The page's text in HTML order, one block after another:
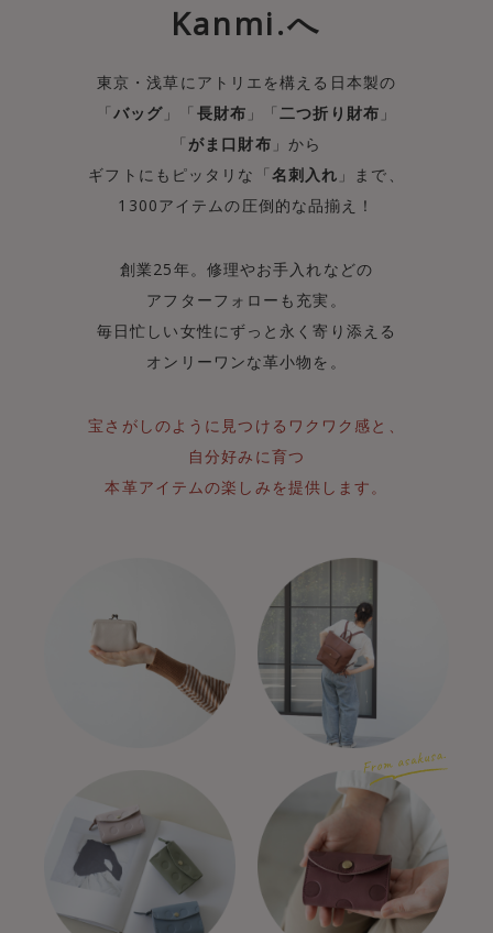
Kanmi.へ
東京・浅草にアトリエを構える日本製の
「バッグ 」「 長財布 」「二つ折り財布 」
「 がま口財布 」から
ギフトにもピッタリな「名刺入れ 」まで、
1300アイテムの圧倒的な品揃え！
創業25年。修理やお手入れなどの
アフターフォローも充実。
毎日忙しい女性にずっと永く寄り添える
オンリーワンな革小物を。
宝さがしのように見つけるワクワク感と、
自分好みに育つ
本革アイテムの楽しみを提供します。